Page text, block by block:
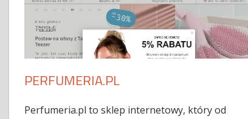
PERFUMERIA.PL
Perfumeria.pl to sklep internetowy, który od